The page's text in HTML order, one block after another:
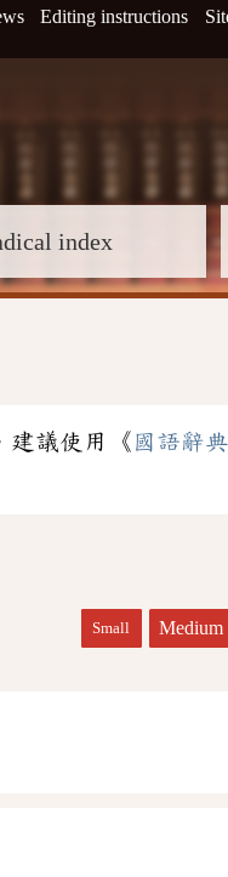
Editing instructions
index
建議使用《 國語辭
Small Medium